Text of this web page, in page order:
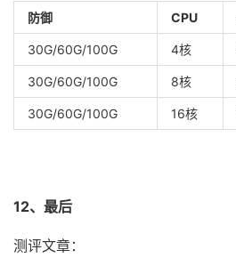
防御 CPU
30G/60G/100G 4核
30G/60G/100G 8核
30G/60G/100G 16核
12、最后
测评文章：